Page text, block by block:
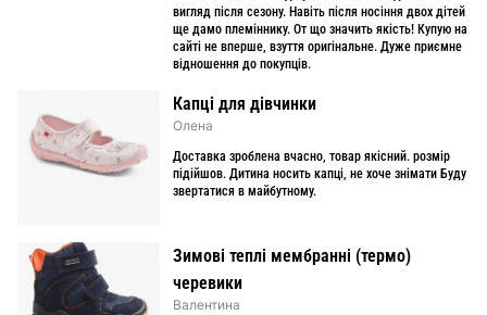
вигляд після сезону. Навіть після носіння двох дітей
ще дамо племіннику. От що значить якість! Купую на
сайті не вперше, взуття оригінальне. Дуже приємне
відношення до покупців.
Капці для дівчинки
Олена
Доставка зроблена вчасно, товар якісний. розмір
підійшов. Дитина носить капці, не хоче знімати Буду
звертатися в майбутному.
Зимові теплі мембранні (термо)
черевики
Валентина